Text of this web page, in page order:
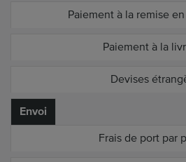
Paiement à la remise
Paiement à la
Devises
Envoi
Frais de port par